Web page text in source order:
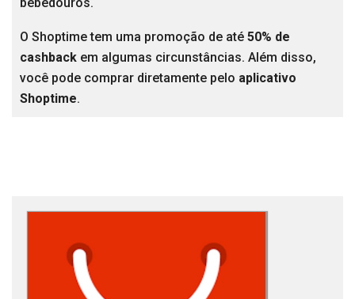
O Shoptime tem uma promoção de até 50% de
cashback em algumas circunstâncias. Além disso,
você pode comprar diretamente pelo aplicativo
Shoptime.